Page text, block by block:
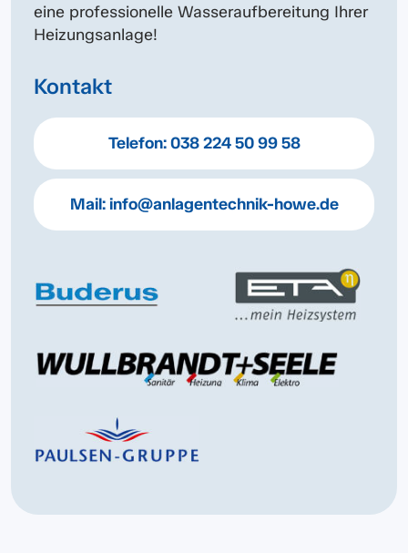
eine professionelle Wasseraufbereitung Ihrer
Heizungsanlage!
Kontakt
Telefon:038 224 50 99 58
Mail:info@anlagentechnik-howe.de